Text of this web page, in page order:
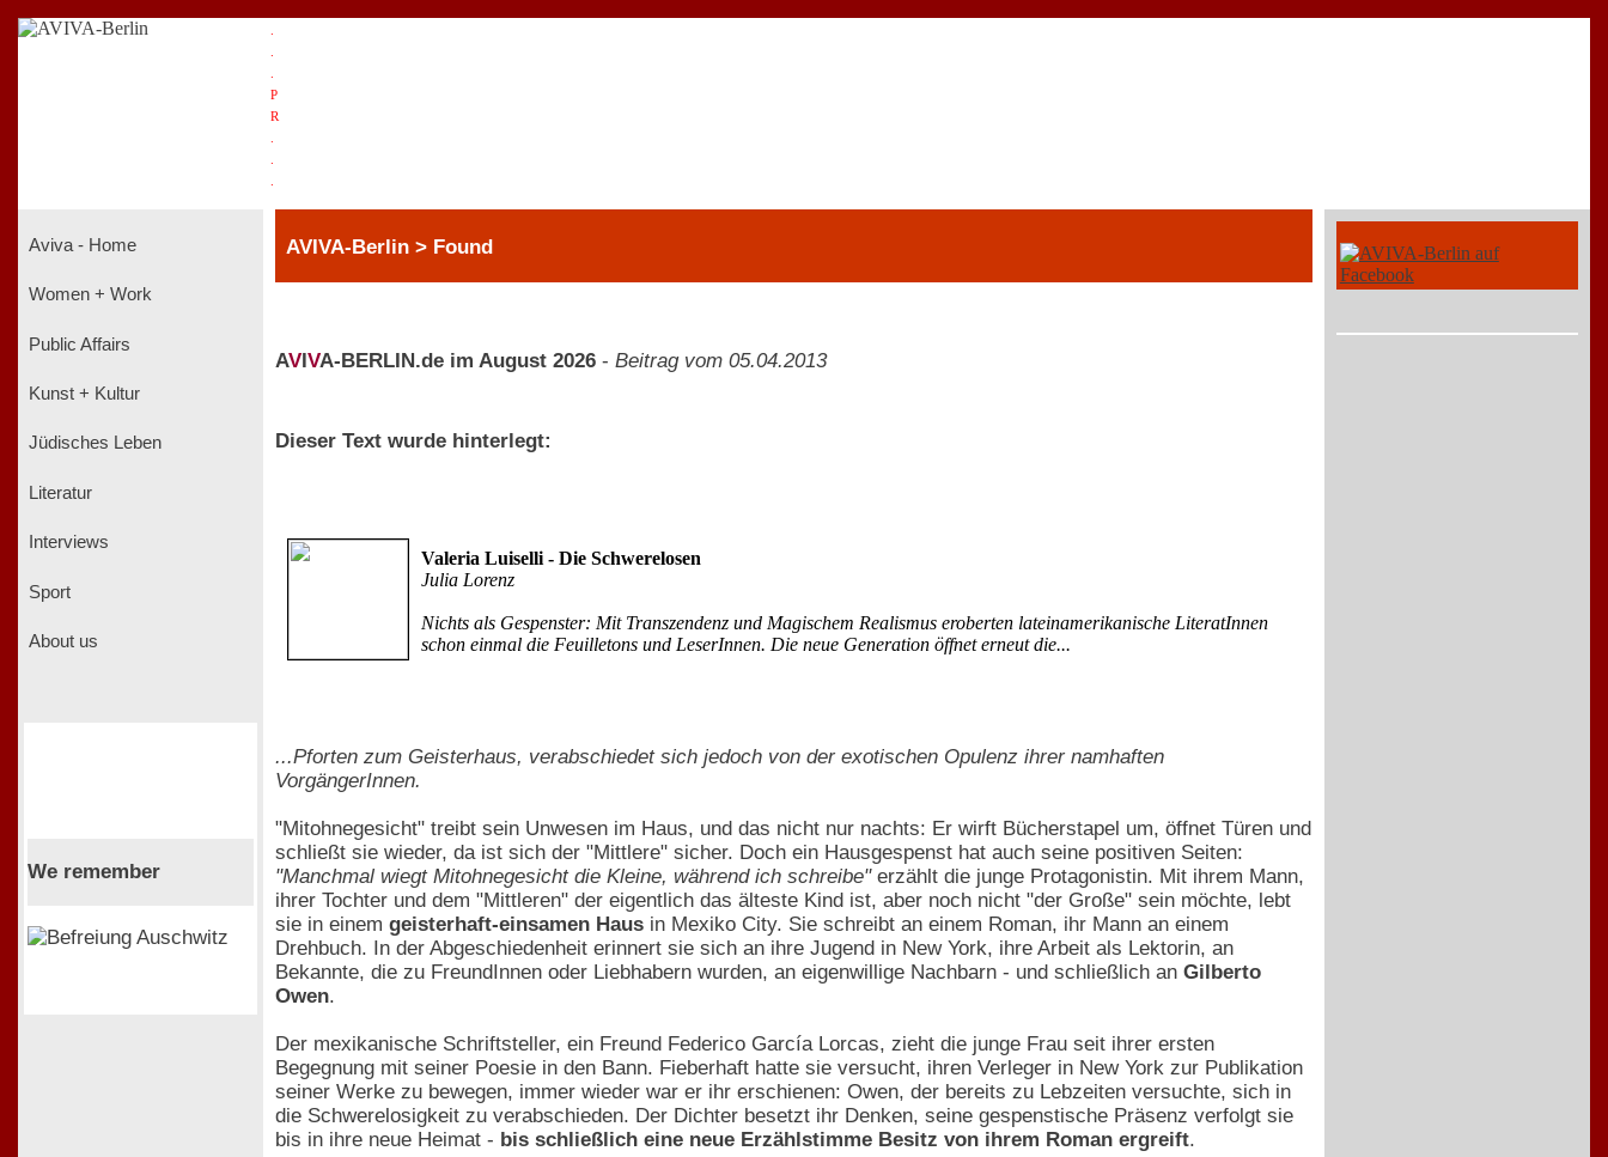
P
R
Aviva - Home
Women + Work
Public Affairs
Kunst + Kultur
Jüdisches Leben
Literatur
Interviews
Sport
About us
We remember
AVIVA-Berlin > Found
AV VA-BERLIN.de im August 2026 - Beitrag vom 05.04.2013
Dieser Text wurde hinterlegt:
Valeria Luiselli - Die Schwerelosen
Julia Lorenz
Nichts als Gespenster: Mit Transzendenz und Magischem Realismus eroberten lateinamerikanische LiteratInnen
schon einmal die Feuilletons und LeserInnen. Die neue Generation öffnet erneut die...
...Pforten zum Geisterhaus, verabschiedet sich jedoch von der exotischen Opulenz ihrer namhaften
VorgängerInnen.
"Mitohnegesicht" treibt sein Unwesen im Haus, und das nicht nur nachts: Er wirft Bücherstapel um, öffnet Türen und
schließt sie wieder, da ist sich der "Mittlere" sicher. Doch ein Hausgespenst hat auch seine positiven Seiten:
"Manchmal wiegt Mitohnegesicht die Kleine, während ich schreibe"erzählt die junge Protagonistin. Mit ihrem Mann,
ihrer Tochter und dem "Mittleren" der eigentlich das älteste Kind ist, aber noch nicht "der Große" sein möchte, lebt
sie in einem geisterhaft-einsamen Haus in Mexiko City. Sie schreibt an einem Roman, ihr Mann an einem
Drehbuch. In der Abgeschiedenheit erinnert sie sich an ihre Jugend in New York, ihre Arbeit als Lektorin, an
Bekannte, die zu FreundInnen oder Liebhabern wurden, an eigenwillige Nachbarn - und schließlich an Gilberto
Owen.
Der mexikanische Schriftsteller, ein Freund Federico García Lorcas, zieht die junge Frau seit ihrer ersten
Begegnung mit seiner Poesie in den Bann. Fieberhaft hatte sie versucht, ihren Verleger in New York zur Publikation
seiner Werke zu bewegen, immer wieder war er ihr erschienen: Owen, der bereits zu Lebzeiten versuchte, sich in
die Schwerelosigkeit zu verabschieden. Der Dichter besetzt ihr Denken, seine gespenstische Präsenz verfolgt sie
bis in ihre neue Heimat - bis schließlich eine neue Erzählstimme Besitz von ihrem Roman ergreift.